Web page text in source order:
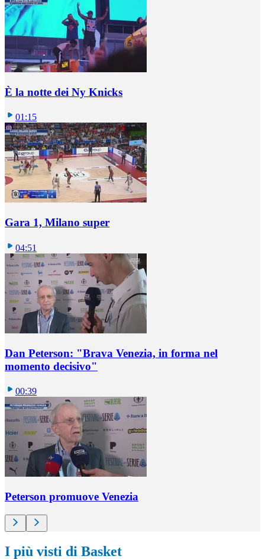
È la notte dei Ny Knicks
01:15
Gara 1, Milano super
04:51
Dan Peterson: "Brava Venezia, in forma nel
momento decisivo"
00:39
Peterson promuove Venezia
I più visti di Basket